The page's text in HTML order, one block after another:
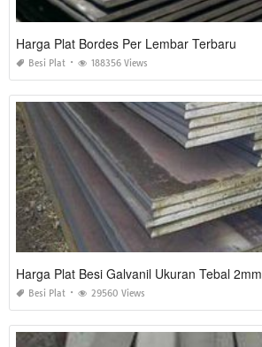
Harga Plat Bordes Per Lembar Terbaru
Besi Plat 188356 Views
Harga Plat Besi Galvanil Ukuran Tebal 2mm
Besi Plat 29560 Views